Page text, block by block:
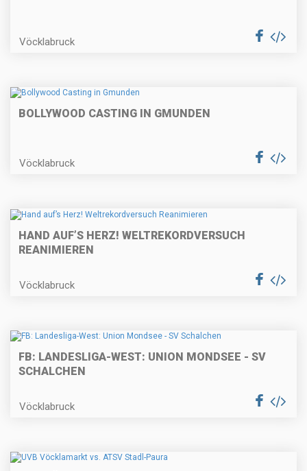
Vöcklabruck
BOLLYWOOD CASTING IN GMUNDEN
Vöcklabruck
HAND AUF’S HERZ! WELTREKORDVERSUCH
REANIMIEREN
Vöcklabruck
FB: LANDESLIGA-WEST: UNION MONDSEE - SV
SCHALCHEN
Vöcklabruck